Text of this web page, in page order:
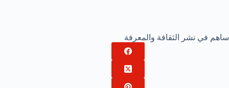
ساهم في نشر الثقافة والمعرفة